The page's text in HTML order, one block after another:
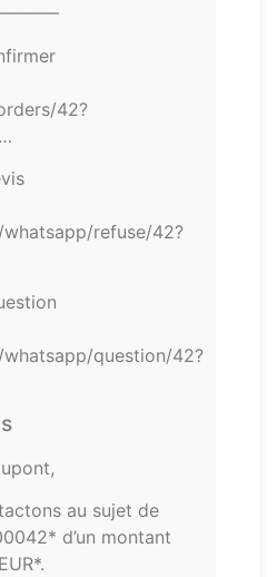
42?
refuse/42?
question/42?
au sujet de
d’un montant